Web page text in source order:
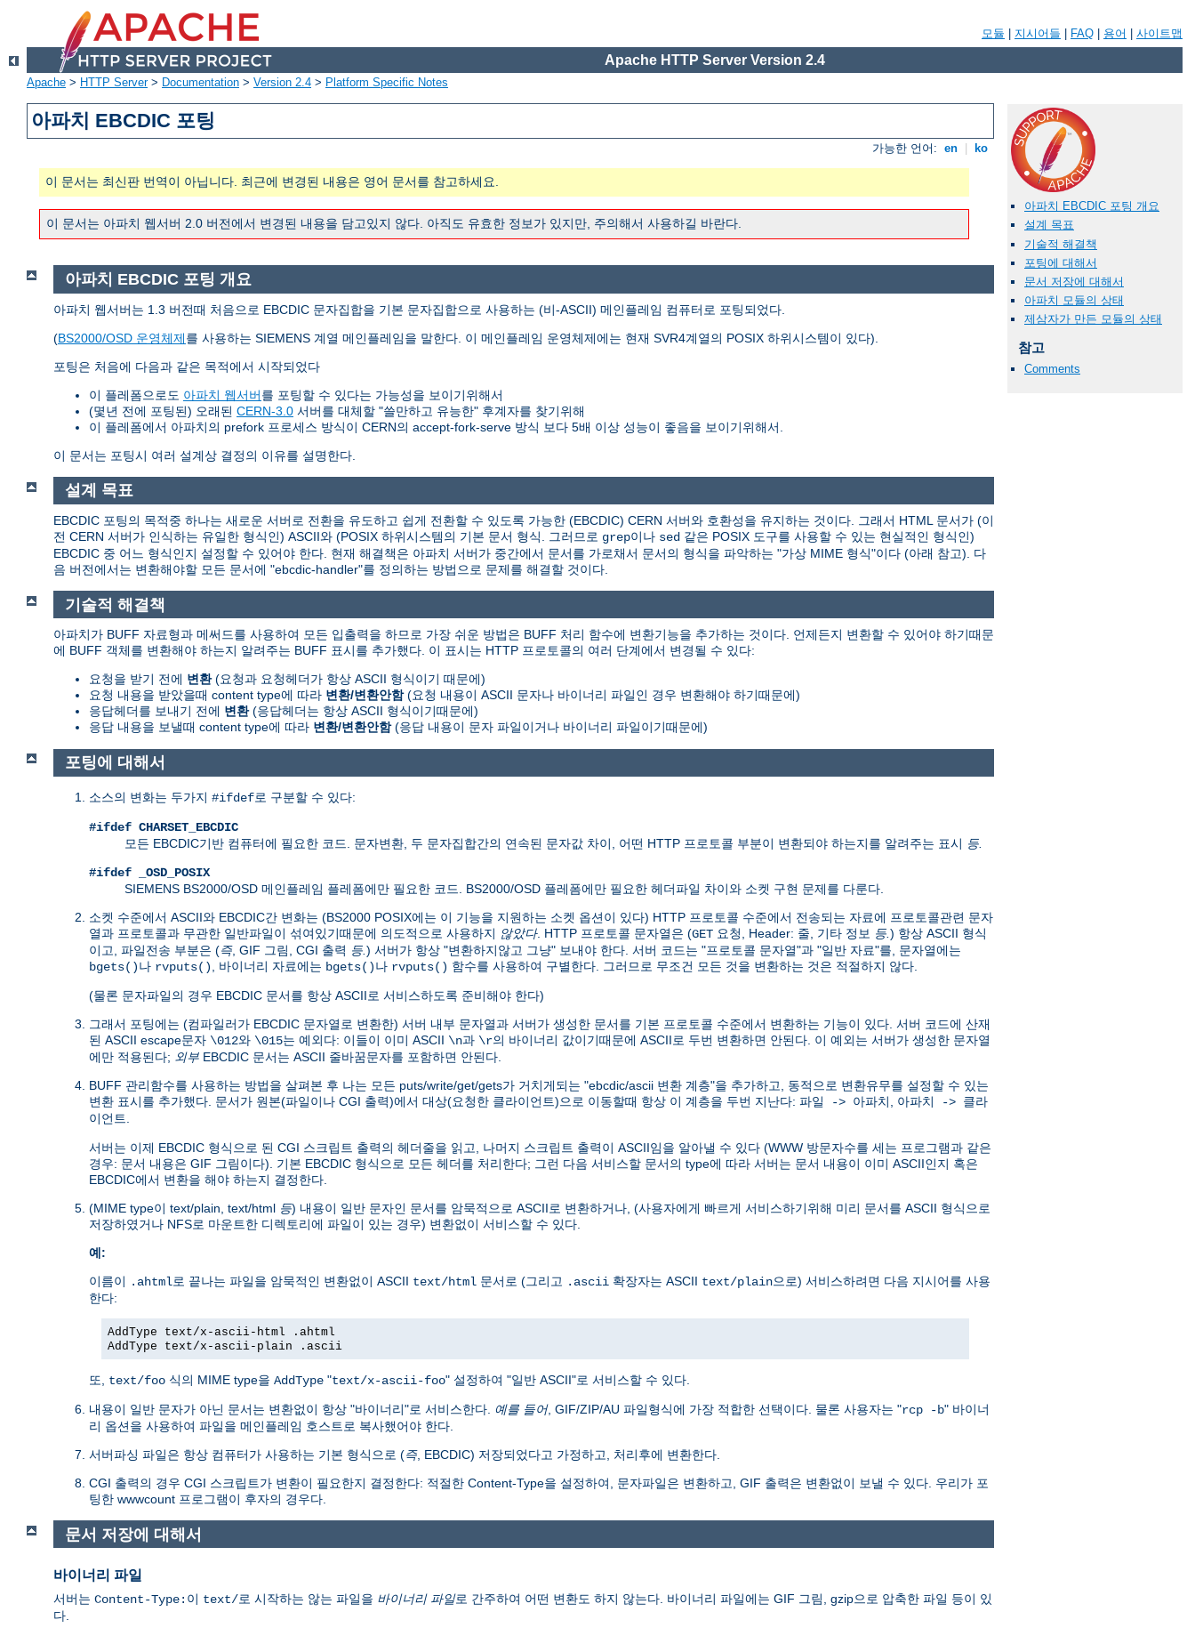
모듈 지시어들 FAQ 용어 사이트맵
Apache HTTP Server Version 2.4
Apache > HTTP Server> Documentation > Version 2.4 > Platform Specific Notes
아파치 EBCDIC 포팅
가능한 언어: en ko
이 문서는 최신판 번역이 아닙니다. 최근에 변경된 내용은 영어 문서를 참고하세요.
이 문서는 아파치 웹서버 2.0 버전에서 변경된 내용을 담고있지 않다. 아직도 유효한 정보가 있지만, 주의해서 사용하길 바란다.
아파치 EBCDIC 포팅 개요
설계 목표
기술적 해결책
포팅에 대해서
문서 저장에 대해서
아파치 모듈의 상태
제삼자가 만든 모듈의 상태
참고
Comments
아파치 EBCDIC 포팅 개요
아파치 웹서버는 1.3 버전때 처음으로 EBCDIC 문자집합을 기본 문자집합으로 사용하는 (비-ASCII) 메인플레임 컴퓨터로 포팅되었다.
(BS2000/OSD 운영체제를 사용하는 SIEMENS 계열 메인플레임을 말한다. 이 메인플레임 운영체제에는 현재 SVR4계열의 POSIX 하위시스템이 있다).
포팅은 처음에 다음과 같은 목적에서 시작되었다
이 플레폼으로도 아파치 웹서버를 포팅할 수 있다는 가능성을 보이기위해서
(몇년 전에 포팅된) 오래된 CERN-3.0 서버를 대체할 "쓸만하고 유능한" 후계자를 찾기위해
이 플레폼에서 아파치의 prefork 프로세스 방식이 CERN의 accept-fork-serve 방식 보다 5배 이상 성능이 좋음을 보이기위해서.
이 문서는 포팅시 여러 설계상 결정의 이유를 설명한다.
설계 목표
EBCDIC 포팅의 목적중 하나는 새로운 서버로 전환을 유도하고 쉽게 전환할 수 있도록 가능한 (EBCDIC) CERN 서버와 호환성을 유지하는 것이다. 그래서 HTML 문서가 (이
전 CERN 서버가 인식하는 유일한 형식인) ASCII와 (POSIX 하위시스템의 기본 문서 형식. 그러므로 grep이나 sed 같은 POSIX 도구를 사용할 수 있는 현실적인 형식인)
EBCDIC 중 어느 형식인지 설정할 수 있어야 한다. 현재 해결책은 아파치 서버가 중간에서 문서를 가로채서 문서의 형식을 파악하는 "가상 MIME 형식"이다 (아래 참고). 다
음 버전에서는 변환해야할 모든 문서에 "ebcdic-handler"를 정의하는 방법으로 문제를 해결할 것이다.
기술적 해결책
아파치가 BUFF 자료형과 메써드를 사용하여 모든 입출력을 하므로 가장 쉬운 방법은 BUFF 처리 함수에 변환기능을 추가하는 것이다. 언제든지 변환할 수 있어야 하기때문
에 BUFF 객체를 변환해야 하는지 알려주는 BUFF 표시를 추가했다. 이 표시는 HTTP 프로토콜의 여러 단계에서 변경될 수 있다:
요청을 받기 전에 변환(요청과 요청헤더가 항상 ASCII 형식이기 때문에)
요청 내용을 받았을때 content type에 따라 변환/변환안함(요청 내용이 ASCII 문자나 바이너리 파일인 경우 변환해야 하기때문에)
응답헤더를 보내기 전에 변환(응답헤더는 항상 ASCII 형식이기때문에)
응답 내용을 보낼때 content type에 따라 변환/변환안함(응답 내용이 문자 파일이거나 바이너리 파일이기때문에)
포팅에 대해서
소스의 변화는 두가지 #ifdef로 구분할 수 있다:
#ifdef CHARSET_EBCDIC
모든 EBCDIC기반 컴퓨터에 필요한 코드. 문자변환, 두 문자집합간의 연속된 문자값 차이, 어떤 HTTP 프로토콜 부분이 변환되야 하는지를 알려주는 표시 등.
#ifdef _OSD_POSIX
SIEMENS BS2000/OSD 메인플레임 플레폼에만 필요한 코드. BS2000/OSD 플레폼에만 필요한 헤더파일 차이와 소켓 구현 문제를 다룬다.
소켓 수준에서 ASCII와 EBCDIC간 변화는 (BS2000 POSIX에는 이 기능을 지원하는 소켓 옵션이 있다) HTTP 프로토콜 수준에서 전송되는 자료에 프로토콜관련 문자
열과 프로토콜과 무관한 일반파일이 섞여있기때문에 의도적으로 사용하지 않았다. HTTP 프로토콜 문자열은 (GET 요청, Header: 줄, 기타 정보 등. ) 항상 ASCII 형식
이고, 파일전송 부분은 (즉, GIF 그림, CGI 출력 등. ) 서버가 항상 "변환하지않고 그냥" 보내야 한다. 서버 코드는 "프로토콜 문자열"과 "일반 자료"를, 문자열에는
bgets()나 rvputs() , 바이너리 자료에는 bgets()나 rvputs() 함수를 사용하여 구별한다. 그러므로 무조건 모든 것을 변환하는 것은 적절하지 않다.
(물론 문자파일의 경우 EBCDIC 문서를 항상 ASCII로 서비스하도록 준비해야 한다)
그래서 포팅에는 (컴파일러가 EBCDIC 문자열로 변환한) 서버 내부 문자열과 서버가 생성한 문서를 기본 프로토콜 수준에서 변환하는 기능이 있다. 서버 코드에 산재
된 ASCII escape문자 \012와 \015는 예외다: 이들이 이미 ASCII \n과 \r의 바이너리 값이기때문에 ASCII로 두번 변환하면 안된다. 이 예외는 서버가 생성한 문자열
에만 적용된다; 외부 EBCDIC 문서는 ASCII 줄바꿈문자를 포함하면 안된다.
BUFF 관리함수를 사용하는 방법을 살펴본 후 나는 모든 puts/write/get/gets가 거치게되는 "ebcdic/ascii 변환 계층"을 추가하고, 동적으로 변환유무를 설정할 수 있는
변환 표시를 추가했다. 문서가 원본(파일이나 CGI 출력)에서 대상(요청한 클라이언트)으로 이동할때 항상 이 계층을 두번 지난다: 파일 -> 아파치
아파치 -> 클라
이언트
서버는 이제 EBCDIC 형식으로 된 CGI 스크립트 출력의 헤더줄을 읽고, 나머지 스크립트 출력이 ASCII임을 알아낼 수 있다 (WWW 방문자수를 세는 프로그램과 같은
경우: 문서 내용은 GIF 그림이다). 기본 EBCDIC 형식으로 모든 헤더를 처리한다; 그런 다음 서비스할 문서의 type에 따라 서버는 문서 내용이 이미 ASCII인지 혹은
EBCDIC에서 변환을 해야 하는지 결정한다.
(MIME type이 text/plain, text/html 등) 내용이 일반 문자인 문서를 암묵적으로 ASCII로 변환하거나, (사용자에게 빠르게 서비스하기위해 미리 문서를 ASCII 형식으로
저장하였거나 NFS로 마운트한 디렉토리에 파일이 있는 경우) 변환없이 서비스할 수 있다.
예:
이름이 .ahtml로 끝나는 파일을 암묵적인 변환없이 ASCII text/html 문서로 (그리고 .ascii 확장자는 ASCII text/plain으로) 서비스하려면 다음 지시어를 사용
한다:
AddType text/x-ascii-html .ahtml
AddType text/x-ascii-plain .ascii
또, text/foo 식의 MIME type을 AddType "text/x-ascii-foo" 설정하여 "일반 ASCII"로 서비스할 수 있다.
내용이 일반 문자가 아닌 문서는 변환없이 항상 "바이너리"로 서비스한다. 예를 들어, GIF/ZIP/AU 파일형식에 가장 적합한 선택이다. 물론 사용자는 "rcp -b" 바이너
리 옵션을 사용하여 파일을 메인플레임 호스트로 복사했어야 한다.
서버파싱 파일은 항상 컴퓨터가 사용하는 기본 형식으로 (즉, EBCDIC) 저장되었다고 가정하고, 처리후에 변환한다.
CGI 출력의 경우 CGI 스크립트가 변환이 필요한지 결정한다: 적절한 Content-Type을 설정하여, 문자파일은 변환하고, GIF 출력은 변환없이 보낼 수 있다. 우리가 포
팅한 wwwcount 프로그램이 후자의 경우다.
문서 저장에 대해서
바이너리 파일
서버는 Content-Type: 이 text/로 시작하는 않는 파일을 바이너리 파일로 간주하여 어떤 변환도 하지 않는다. 바이너리 파일에는 GIF 그림, gzip으로 압축한 파일 등이 있
다.